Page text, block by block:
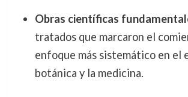
Obras científicas
tratados que marcaron el
enfoque más sistemático en el
botánica y la medicina.